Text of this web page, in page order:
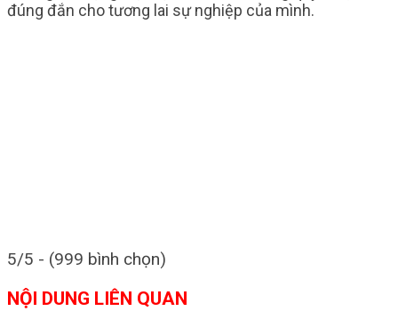
đúng đắn cho tương lai sự nghiệp của mình.
5/5 - (999 bình chọn)
NỘI DUNG LIÊN QUAN